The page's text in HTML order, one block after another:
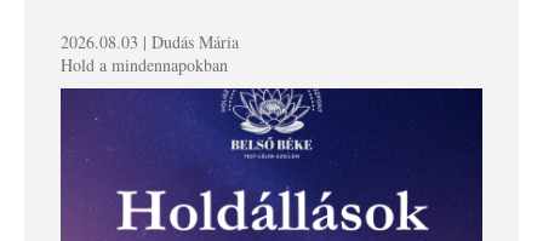
2026.08.03 | Dudás Mária
Hold a mindennapokban